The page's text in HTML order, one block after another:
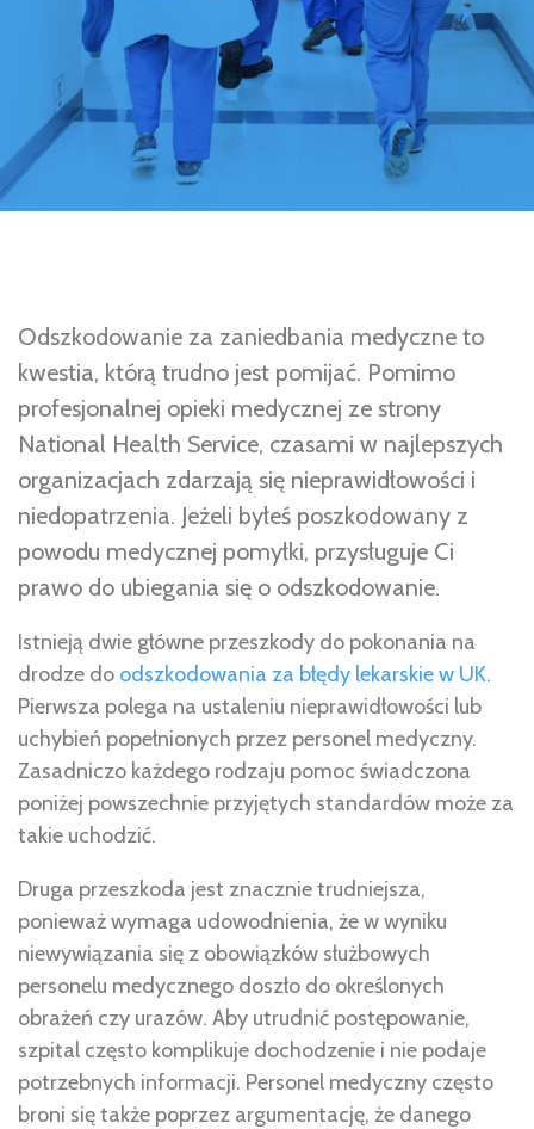
Odszkodowanie za zaniedbania medyczne to
kwestia, którą trudno jest pomijać. Pomimo
profesjonalnej opieki medycznej ze strony
National Health Service, czasami w najlepszych
organizacjach zdarzają się nieprawidłowości i
niedopatrzenia. Jeżeli byłeś poszkodowany z
powodu medycznej pomyłki, przysługuje Ci
prawo do ubiegania się o odszkodowanie.
Istnieją dwie główne przeszkody do pokonania na
drodze do odszkodowania za błędy lekarskie w UK.
Pierwsza polega na ustaleniu nieprawidłowości lub
uchybień popełnionych przez personel medyczny.
Zasadniczo każdego rodzaju pomoc świadczona
poniżej powszechnie przyjętych standardów może za
takie uchodzić.
Druga przeszkoda jest znacznie trudniejsza,
ponieważ wymaga udowodnienia, że w wyniku
niewywiązania się z obowiązków służbowych
personelu medycznego doszło do określonych
obrażeń czy urazów. Aby utrudnić postępowanie,
szpital często komplikuje dochodzenie i nie podaje
potrzebnych informacji. Personel medyczny często
broni się także poprzez argumentację, że danego